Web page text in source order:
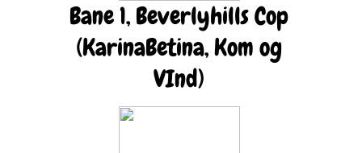
Bane 1, Beverlyhills Cop
(KarinaBetina, Kom og
VInd)